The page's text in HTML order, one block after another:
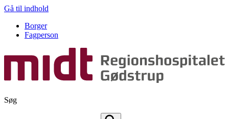
Gå til indhold
Borger
Fagperson
Søg